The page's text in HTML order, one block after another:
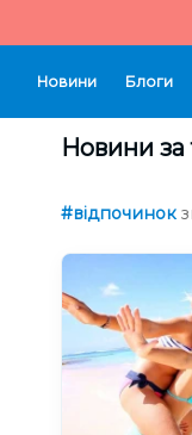
Новини Блоги
Новини за
#відпочинок